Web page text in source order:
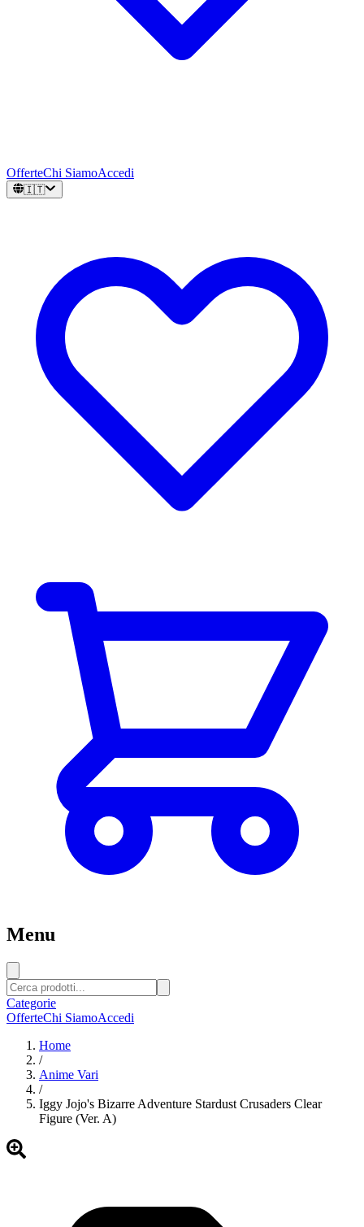
OfferteChi SiamoAccedi
🇮🇹
Menu
Categorie
OfferteChi SiamoAccedi
Home
/
Anime Vari
/
Iggy Jojo's Bizarre Adventure Stardust Crusaders Clear
Figure (Ver. A)